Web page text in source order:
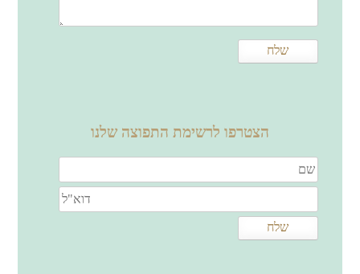
הצטרפו לרשימת התפוצה שלנו